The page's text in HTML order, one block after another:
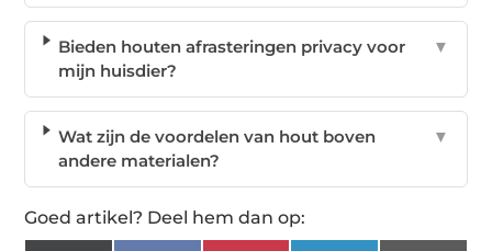
Bieden houten afrasteringen privacy voor
mijn huisdier?
▼
Wat zijn de voordelen van hout boven
andere materialen?
▼
Goed artikel? Deel hem dan op: